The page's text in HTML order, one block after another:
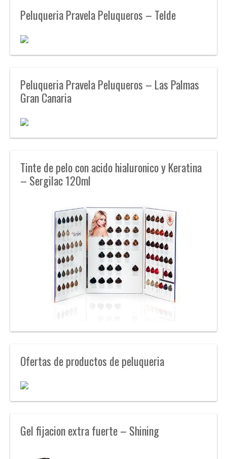
Peluqueria Pravela Peluqueros – Telde
Peluqueria Pravela Peluqueros – Las Palmas
Gran Canaria
Tinte de pelo con acido hialuronico y Keratina
– Sergilac 120ml
Ofertas de productos de peluqueria
Gel fijacion extra fuerte – Shining